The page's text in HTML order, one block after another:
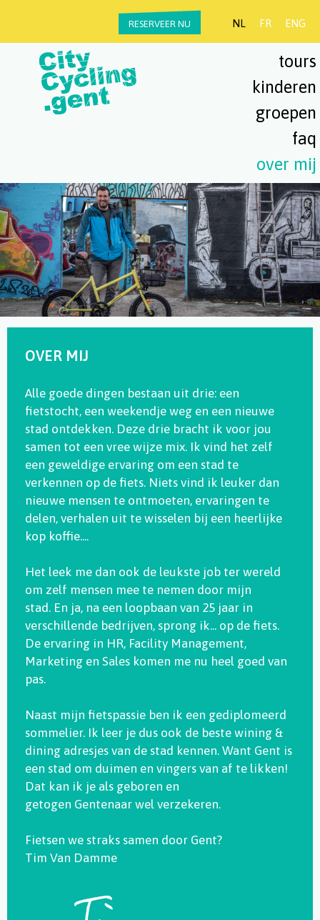
RESERVEER NU NL FR ENG
tours
kinderen
groepen
faq
over mij
OVER MIJ
Alle goede dingen bestaan uit drie: een
fietstocht, een weekendje weg en een nieuwe
stad ontdekken. Deze drie bracht ik voor jou
samen tot een vree wijze mix. Ik vind het zelf
een geweldige ervaring om een stad te
verkennen op de fiets. Niets vind ik leuker dan
nieuwe mensen te ontmoeten, ervaringen te
delen, verhalen uit te wisselen bij een heerlijke
kop koffie....
Het leek me dan ook de leukste job ter wereld
om zelf mensen mee te nemen door mijn
stad. En ja, na een loopbaan van 25 jaar in
verschillende bedrijven, sprong ik... op de fiets.
De ervaring in HR, Facility Management,
Marketing en Sales komen me nu heel goed van
pas.
Naast mijn fietspassie ben ik een gediplomeerd
sommelier. Ik leer je dus ook de beste wining &
dining adresjes van de stad kennen. Want Gent is
een stad om duimen en vingers van af te likken!
Dat kan ik je als geboren en
getogen Gentenaar wel verzekeren.
Fietsen we straks samen door Gent?
Tim Van Damme